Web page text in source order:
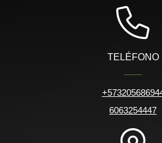
TELÉFONO
6063254447